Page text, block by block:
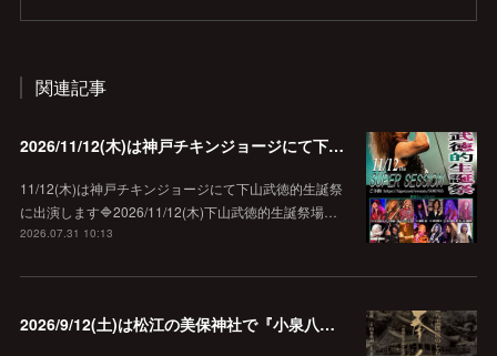
関連記事
2026/11/12(木)は神戸チキンジョージにて下山武徳的生誕祭に出演します♪
11/12(木)は神戸チキンジョージにて下山武徳的生誕祭
に出演します🔷2026/11/12(木)下山武徳的生誕祭場…
2026.07.31 10:13
2026/9/12(土)は松江の美保神社で『小泉八雲朗読のしらべ』